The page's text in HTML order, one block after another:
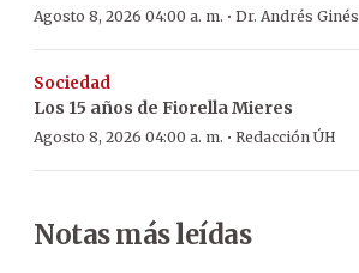
Agosto 8, 2026 04:00 a. m. · Dr. Andrés Ginés
Sociedad
Los 15 años de Fiorella Mieres
Agosto 8, 2026 04:00 a. m. · Redacción ÚH
Notas más leídas